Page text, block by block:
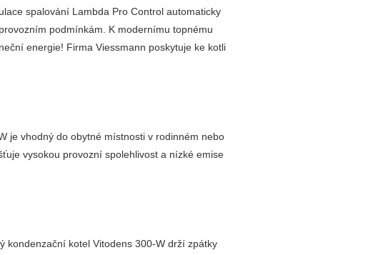
spalování Lambda Pro Control automaticky
podmínkám. K modernímu topnému
energie! Firma Viessmann poskytuje ke kotli
je vhodný do obytné místnosti v rodinném nebo
vysokou provozní spolehlivost a nízké emise
kondenzační kotel Vitodens 300-W drží zpátky